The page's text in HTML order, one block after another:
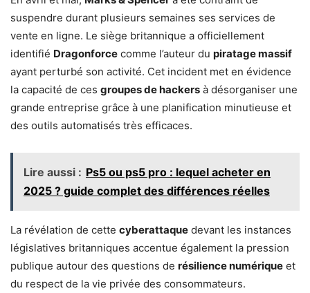
suspendre durant plusieurs semaines ses services de
vente en ligne. Le siège britannique a officiellement
identifié Dragonforce comme l’auteur du piratage massif
ayant perturbé son activité. Cet incident met en évidence
la capacité de ces groupes de hackers à désorganiser une
grande entreprise grâce à une planification minutieuse et
des outils automatisés très efficaces.
Lire aussi : Ps5 ou ps5 pro : lequel acheter en
2025 ? guide complet des différences réelles
La révélation de cette cyberattaque devant les instances
législatives britanniques accentue également la pression
publique autour des questions de résilience numérique et
du respect de la vie privée des consommateurs.